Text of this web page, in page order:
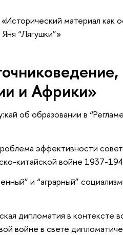
материал как
“Лягушки”»
и Африки»
об образовании в
эффективности
китайской войне 1937-
и “аграрный”
дипломатия в контексте
войне в свете